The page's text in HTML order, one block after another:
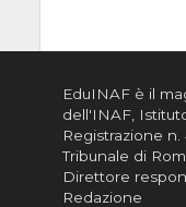
EduINAF è il
dell'INAF,
Registrazione
Tribunale di
Direttore
Redazione